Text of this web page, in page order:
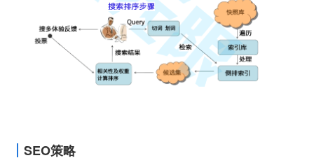
SEO策略